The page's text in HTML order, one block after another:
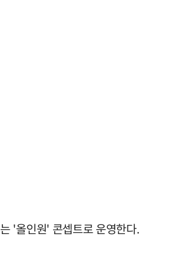
'올인원' 콘셉트로 운영한다.